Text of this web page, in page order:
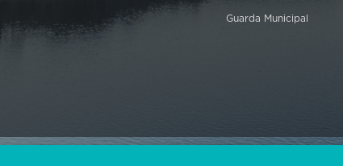
Guarda Municipal